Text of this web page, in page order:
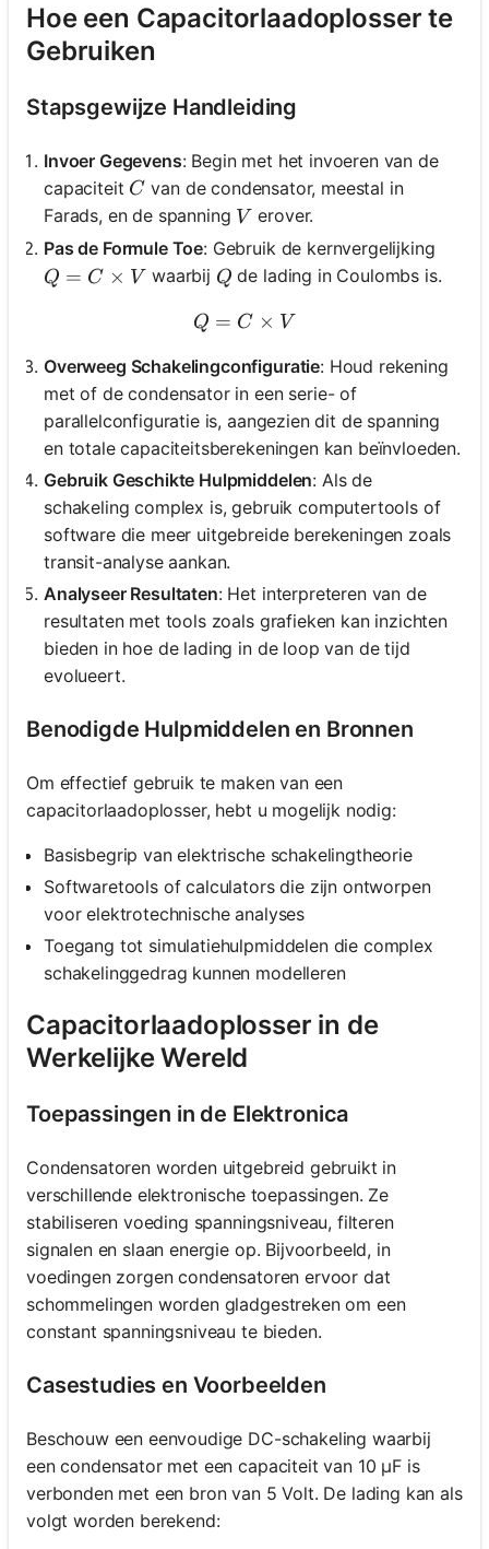
Hoe een Capacitorlaadoplosser te
Gebruiken
Stapsgewijze Handleiding
Invoer Gegevens: Begin met het invoeren van de
capaciteit C
C van de condensator, meestal in
Farads, en de spanning V
V erover.
Pas de Formule Toe: Gebruik de kernvergelijking
Q = C \times V
Q = C × V waarbij Q
Q de lading in Coulombs is.
Q = C \times V
Q = C × V
Overweeg Schakelingconfiguratie: Houd rekening
met of de condensator in een serie- of
parallelconfiguratie is, aangezien dit de spanning
en totale capaciteitsberekeningen kan beïnvloeden.
Gebruik Geschikte Hulpmiddelen: Als de
schakeling complex is, gebruik computertools of
software die meer uitgebreide berekeningen zoals
transit-analyse aankan.
Analyseer Resultaten: Het interpreteren van de
resultaten met tools zoals grafieken kan inzichten
bieden in hoe de lading in de loop van de tijd
evolueert.
Benodigde Hulpmiddelen en Bronnen
Om effectief gebruik te maken van een
capacitorlaadoplosser, hebt u mogelijk nodig:
Basisbegrip van elektrische schakelingtheorie
Softwaretools of calculators die zijn ontworpen
voor elektrotechnische analyses
Toegang tot simulatiehulpmiddelen die complex
schakelinggedrag kunnen modelleren
Capacitorlaadoplosser in de
Werkelijke Wereld
Toepassingen in de Elektronica
Condensatoren worden uitgebreid gebruikt in
verschillende elektronische toepassingen. Ze
stabiliseren voeding spanningsniveau, filteren
signalen en slaan energie op. Bijvoorbeeld, in
voedingen zorgen condensatoren ervoor dat
schommelingen worden gladgestreken om een
constant spanningsniveau te bieden.
Casestudies en Voorbeelden
Beschouw een eenvoudige DC-schakeling waarbij
een condensator met een capaciteit van 10 µF is
verbonden met een bron van 5 Volt. De lading kan als
volgt worden berekend: